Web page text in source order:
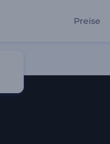
Preise